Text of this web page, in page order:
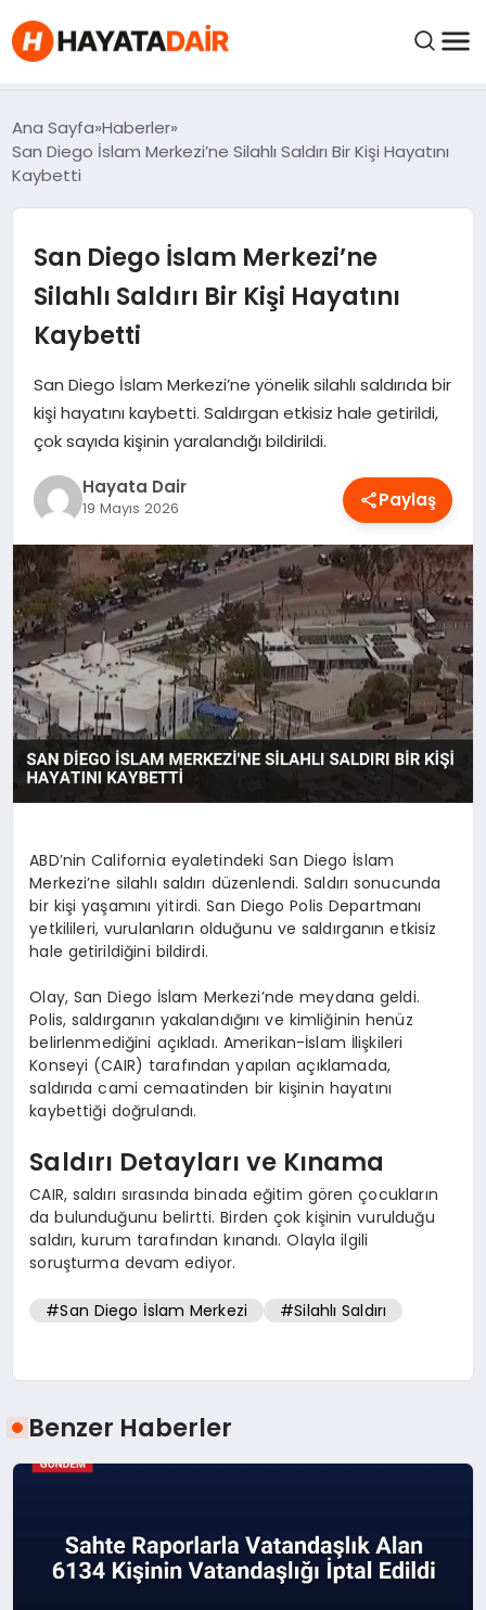
FIYATLAR
HABERLER
İNCELEMELER
KIMDIR?
NEDIR?
OYUN
RÜYA TABIRLERI
SAĞLIK
TEKNOLOJI
Ana Sayfa Haberler
San Diego İslam Merkezi’ne Silahlı Saldırı Bir Kişi Hayatını
Kaybetti
San Diego İslam Merkezi’ne
Silahlı Saldırı Bir Kişi Hayatını
Kaybetti
San Diego İslam Merkezi’ne yönelik silahlı saldırıda bir
kişi hayatını kaybetti. Saldırgan etkisiz hale getirildi,
çok sayıda kişinin yaralandığı bildirildi.
Hayata Dair
19 Mayıs 2026 Paylaş
ABD’nin California eyaletindeki San Diego İslam
Merkezi’ne silahlı saldırı düzenlendi. Saldırı sonucunda
bir kişi yaşamını yitirdi. San Diego Polis Departmanı
yetkilileri, vurulanların olduğunu ve saldırganın etkisiz
hale getirildiğini bildirdi.
Olay, San Diego İslam Merkezi’nde meydana geldi.
Polis, saldırganın yakalandığını ve kimliğinin henüz
belirlenmediğini açıkladı. Amerikan-İslam İlişkileri
Konseyi (CAIR) tarafından yapılan açıklamada,
saldırıda cami cemaatinden bir kişinin hayatını
kaybettiği doğrulandı.
Saldırı Detayları ve Kınama
CAIR, saldırı sırasında binada eğitim gören çocukların
da bulunduğunu belirtti. Birden çok kişinin vurulduğu
saldırı, kurum tarafından kınandı. Olayla ilgili
soruşturma devam ediyor.
#San Diego İslam Merkezi #Silahlı Saldırı
Benzer Haberler